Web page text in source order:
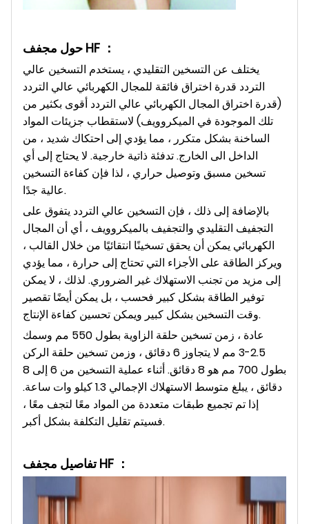
حول مجفف HF ：
يختلف عن التسخين التقليدي ، يستخدم التسخين عالي
التردد قدرة اختراق فائقة للمجال الكهربائي عالي التردد
(قدرة اختراق المجال الكهربائي عالي التردد أقوى بكثير من
تلك الموجودة في الميكروويف) لاستقطاب جزيئات المواد
الساخنة بشكل متكرر ، مما يؤدي إلى احتكاك شديد ، من
الداخل الى الخارج. تدفئة ذاتية خارجية. لا يحتاج إلى أي
تسخين مسبق وتوصيل حراري ، لذا فإن كفاءة التسخين
عالية جدًا.
بالإضافة إلى ذلك ، فإن التسخين عالي التردد يتفوق على
التجفيف التقليدي والتجفيف بالميكروويف ، أي أن المجال
الكهربائي يمكن أن يحقق تسخينًا انتقائيًا من خلال القالب ،
ويركز الطاقة على الأجزاء التي تحتاج إلى حرارة ، مما يؤدي
إلى مزيد من تجنب الاستهلاك غير الضروري. لذلك ، لا يمكن
توفير الطاقة بشكل كبير فحسب ، بل يمكن أيضًا تقصير
وقت التسخين بشكل كبير ويمكن تحسين كفاءة الإنتاج.
عادة ، زمن تسخين حلقة الزاوية بطول 550 مم وسمك
2.5-3 مم لا يتجاوز 6 دقائق ، وزمن تسخين حلقة الركن
بطول 700 مم هو 8 دقائق. أثناء عملية التسخين من 6 إلى 8
دقائق ، يبلغ متوسط ​​الاستهلاك الإجمالي 1.3 كيلو وات ساعة.
إذا تم تجميع طبقات متعددة من المواد معًا لتجف معًا ،
فسيتم تقليل التكلفة بشكل أكبر.
تفاصيل مجفف HF ：